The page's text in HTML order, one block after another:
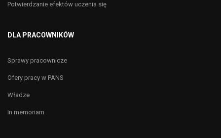
Potwierdzanie efektów uczenia się
DLA PRACOWNIKÓW
Sprawy pracownicze
Ofery pracy w PANS
Władze
In memoriam